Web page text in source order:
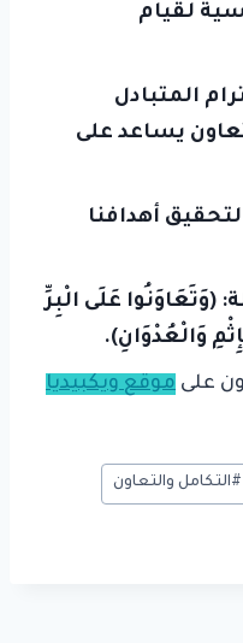
لقيام
المتبادل
يساعد على
أهدافنا
(وَتَعَاوَنُوا عَلَى الْبِرِّ
وَالْعُدْوَانِ).
على موقع ويكبيديا
#التكامل والتعاون